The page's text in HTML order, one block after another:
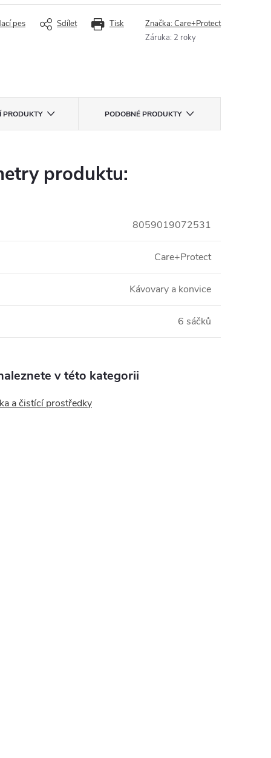
Tisk
pes Sdílet Značka:Care+Protect
Záruka: 2 roky
PRODUKTY PODOBNÉ PRODUKTY
produktu:
8059019072531
Care+Protect
Kávovary a konvice
6 sáčků
v této kategorii
a čistící prostředky